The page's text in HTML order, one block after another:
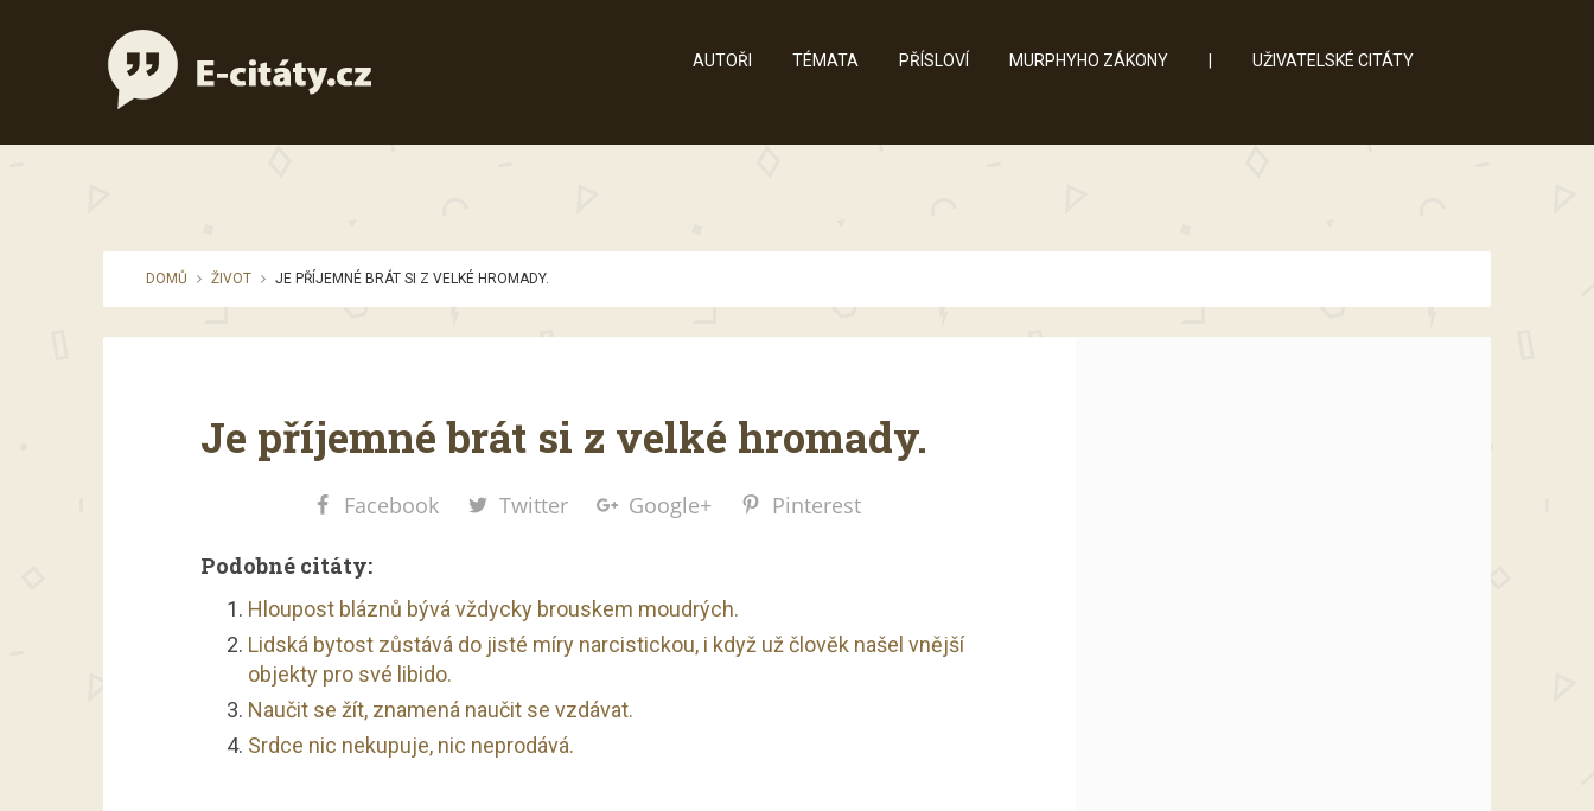
AUTOŘI TÉMATA PŘÍSLOVÍ MURPHYHO ZÁKONY UŽIVATELSKÉ CITÁTY
DOMŮ ŽIVOT JE PŘÍJEMNÉ BRÁT SI Z VELKÉ HROMADY.
Je příjemné brát si z velké hromady.
Facebook Twitter Google+ Pinterest
Podobné citáty:
Hloupost bláznů bývá vždycky brouskem moudrých.
Lidská bytost zůstává do jisté míry narcistickou, i když už člověk našel vnější
objekty pro své libido.
Naučit se žít, znamená naučit se vzdávat.
Srdce nic nekupuje, nic neprodává.